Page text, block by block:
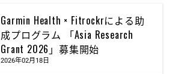
Garmin Health × Fitrockrによる助
成プログラム 「Asia Research
Grant 2026」募集開始
2026年02月18日